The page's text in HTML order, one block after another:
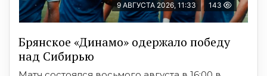
9 АВГУСТА 2026, 11:33 143
Брянское «Динамо» одержало победу
над Сибирью